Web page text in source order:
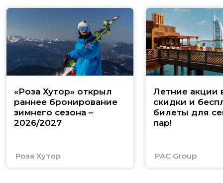
«Роза Хутор» открыл
раннее бронирование
зимнего сезона –
2026/2027
Роза Хутор
Летние акции
скидки и
билеты для
пар!
PAC Group